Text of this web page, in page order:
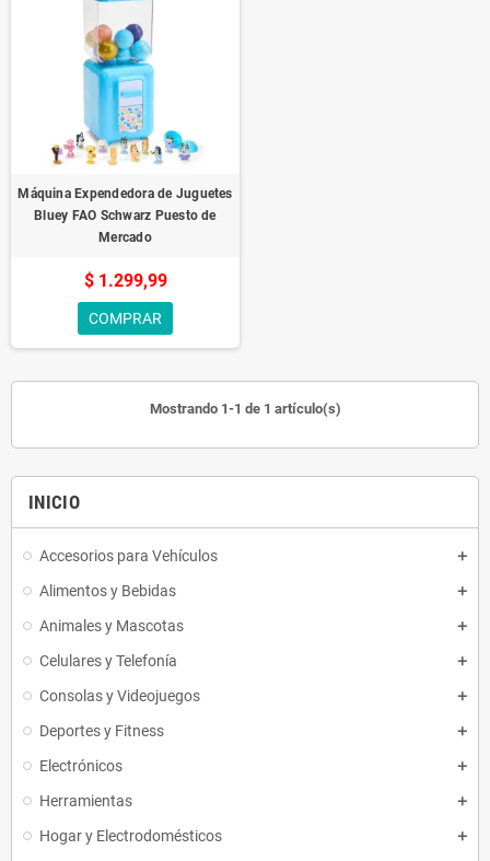
INICIO
Accesorios para Vehículos
Alimentos y Bebidas
Animales y Mascotas
Celulares y Telefonía
Consolas y Videojuegos
Deportes y Fitness
Electrónicos
Herramientas
Hogar y Electrodomésticos
Máquina Expendedora de Juguetes
Bluey FAO Schwarz Puesto de
Mercado
$ 1.299,99
COMPRAR
Mostrando 1-1 de 1 artículo(s)